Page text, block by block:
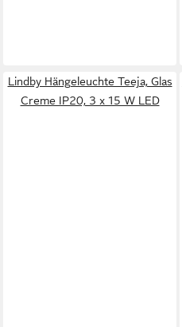
Lindby Hängeleuchte Teeja, Glas
Creme IP20, 3 x 15 W LED